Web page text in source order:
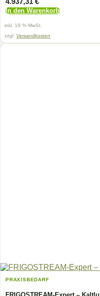
4.937,31 €
In den Warenkorb
inkl. 19 % MwSt.
zzgl. Versandkosten
PRAXISBEDARF